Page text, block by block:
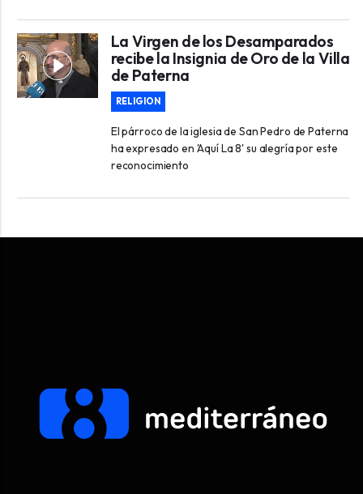
La Virgen de los Desamparados
recibe la Insignia de Oro de la Villa
de Paterna
RELIGION
El párroco de la iglesia de San Pedro de Paterna
ha expresado en 'Aquí La 8' su alegría por este
reconocimiento